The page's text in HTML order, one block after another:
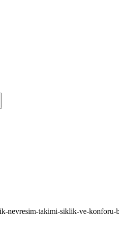
nevresim-takimi-siklik-ve-konforu-